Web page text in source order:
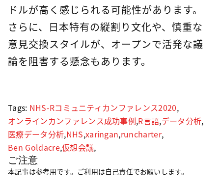
ドルが高く感じられる可能性があります。
さらに、日本特有の縦割り文化や、慎重な
意見交換スタイルが、オープンで活発な議
論を阻害する懸念もあります。
Tags: NHS-Rコミュニティカンファレンス2020,
オンラインカンファレンス成功事例,R言語,データ分析,
医療データ分析,NHS,xaringan,runcharter,
Ben Goldacre,仮想会議,
ご注意
本記事は参考用です。ご利用は自己責任でお願いします。